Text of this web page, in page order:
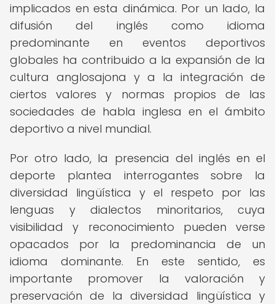
implicados en esta dinámica. Por un lado, la
difusión del inglés como idioma
predominante en eventos deportivos
globales ha contribuido a la expansión de la
cultura anglosajona y a la integración de
ciertos valores y normas propios de las
sociedades de habla inglesa en el ámbito
deportivo a nivel mundial.
Por otro lado, la presencia del inglés en el
deporte plantea interrogantes sobre la
diversidad lingüística y el respeto por las
lenguas y dialectos minoritarios, cuya
visibilidad y reconocimiento pueden verse
opacados por la predominancia de un
idioma dominante. En este sentido, es
importante promover la valoración y
preservación de la diversidad lingüística y